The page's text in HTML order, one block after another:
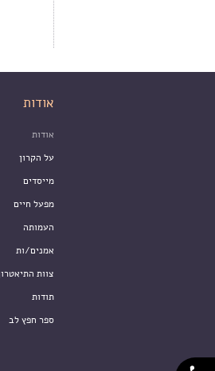
אודות
אודות
על הקרון
מייסדים
מפעל חיים
העמותה
אמנים/ות
צוות
תודות
ספר חפץ לב